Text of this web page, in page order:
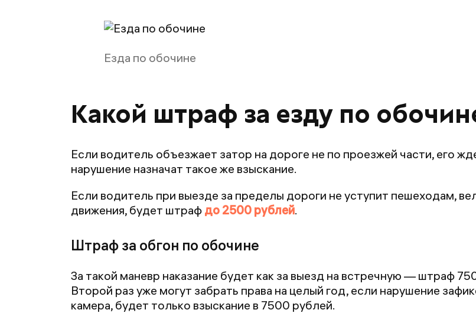
Езда по обочине
Какой штраф за езду по
Если водитель объезжает затор на дороге не по проезжей части, его
нарушение назначат такое же взыскание.
Если водитель при выезде за пределы дороги не уступит пешеходам,
движения, будет штраф до 2500 рублей.
Штраф за обгон по обочине
За такой маневр наказание будет как за выезд на встречную — штраф
Второй раз уже могут забрать права на целый год, если нарушение
камера, будет только взыскание в 7500 рублей.